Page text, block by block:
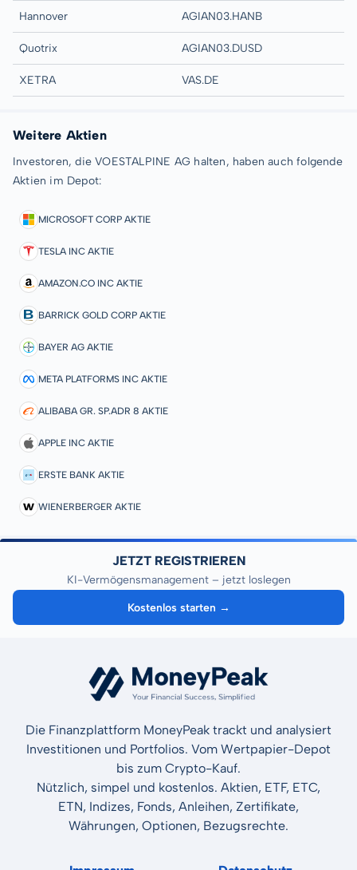
Hannover AGIAN03.HANB
Quotrix AGIAN03.DUSD
XETRA VAS.DE
Weitere Aktien
Investoren, die VOESTALPINE AG halten, haben auch folgende
Aktien im Depot:
MICROSOFT CORP AKTIE
TESLA INC AKTIE
AMAZON.CO INC AKTIE
BARRICK GOLD CORP AKTIE
BAYER AG AKTIE
META PLATFORMS INC AKTIE
ALIBABA GR. SP.ADR 8 AKTIE
APPLE INC AKTIE
ERSTE BANK AKTIE
WIENERBERGER AKTIE
JETZT REGISTRIEREN
KI-Vermögensmanagement – jetzt loslegen
Kostenlos starten →
Die Finanzplattform MoneyPeak trackt und analysiert
Investitionen und Portfolios. Vom Wertpapier-Depot
bis zum Crypto-Kauf.
Nützlich, simpel und kostenlos. Aktien, ETF, ETC,
ETN, Indizes, Fonds, Anleihen, Zertifikate,
Währungen, Optionen, Bezugsrechte.